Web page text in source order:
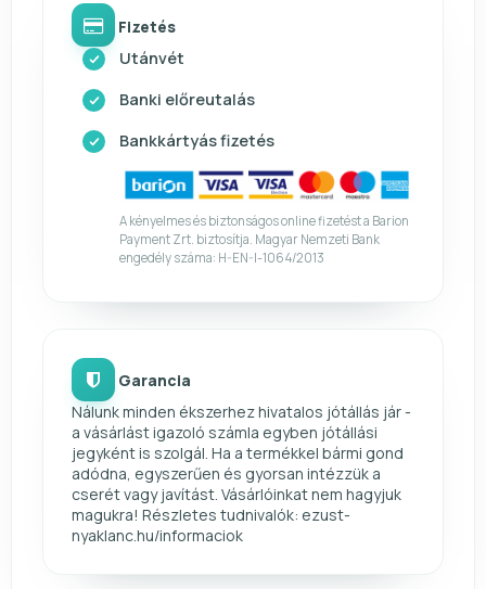
Fizetés
Utánvét
Banki előreutalás
Bankkártyás fizetés
A kényelmes és biztonságos online fizetést a Barion
Payment Zrt. biztosítja. Magyar Nemzeti Bank
engedély száma: H-EN-I-1064/2013
Garancia
Nálunk minden ékszerhez hivatalos jótállás jár -
a vásárlást igazoló számla egyben jótállási
jegyként is szolgál. Ha a termékkel bármi gond
adódna, egyszerűen és gyorsan intézzük a
cserét vagy javítást. Vásárlóinkat nem hagyjuk
magukra! Részletes tudnivalók: ezust-
nyaklanc.hu/informaciok